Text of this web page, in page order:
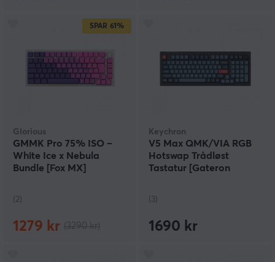
SPAR 61%
Glorious
GMMK Pro 75% ISO –
White Ice x Nebula
Bundle [Fox MX]
(2)
1279 kr
Keychron
V5 Max QMK/VIA RGB
Hotswap Trådløst
Tastatur [Gateron
(3)
1690 kr